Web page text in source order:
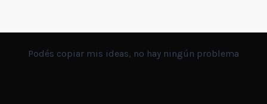
Podés copiar mis ideas, no hay ningún problema